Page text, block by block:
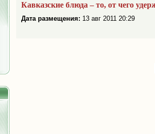
Кавказские блюда – то, от чего
Дата размещения: 13 авг 2011 20:29